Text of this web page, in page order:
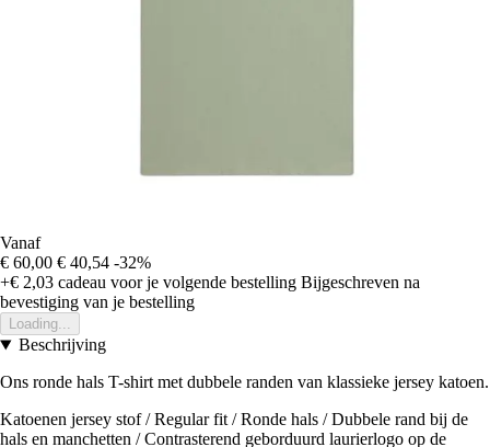
Vanaf
€ 60,00 € 40,54 -32%
+€ 2,03 cadeau voor je volgende bestelling Bijgeschreven na
bevestiging van je bestelling
Loading...
Beschrijving
Ons ronde hals T-shirt met dubbele randen van klassieke jersey katoen.
Katoenen jersey stof / Regular fit / Ronde hals / Dubbele rand bij de
hals en manchetten / Contrasterend geborduurd laurierlogo op de